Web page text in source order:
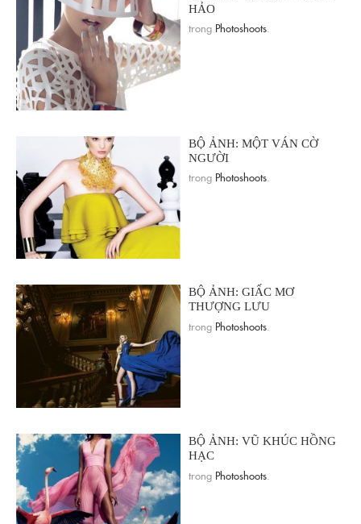
HẢO
trong Photoshoots
BỘ ẢNH: MỘT VÁN CỜ
NGƯỜI
trong Photoshoots
BỘ ẢNH: GIẤC MƠ
THƯỢNG LƯU
trong Photoshoots
BỘ ẢNH: VŨ KHÚC HỒNG
HẠC
trong Photoshoots